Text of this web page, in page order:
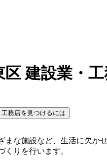
建設業・
務店を見つけるには
まな施設など、生活に欠か
くりを行います。